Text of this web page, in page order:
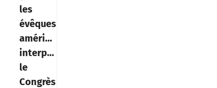
les
évêques
américains
interpellent
le
Congrès